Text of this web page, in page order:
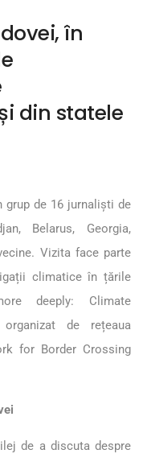
în
din statele
grup de 16 jurnaliști de
Belarus, Georgia,
Vizita face parte
climatice în țările
deeply: Climate
de rețeaua
for Border Crossing
de a discuta despre